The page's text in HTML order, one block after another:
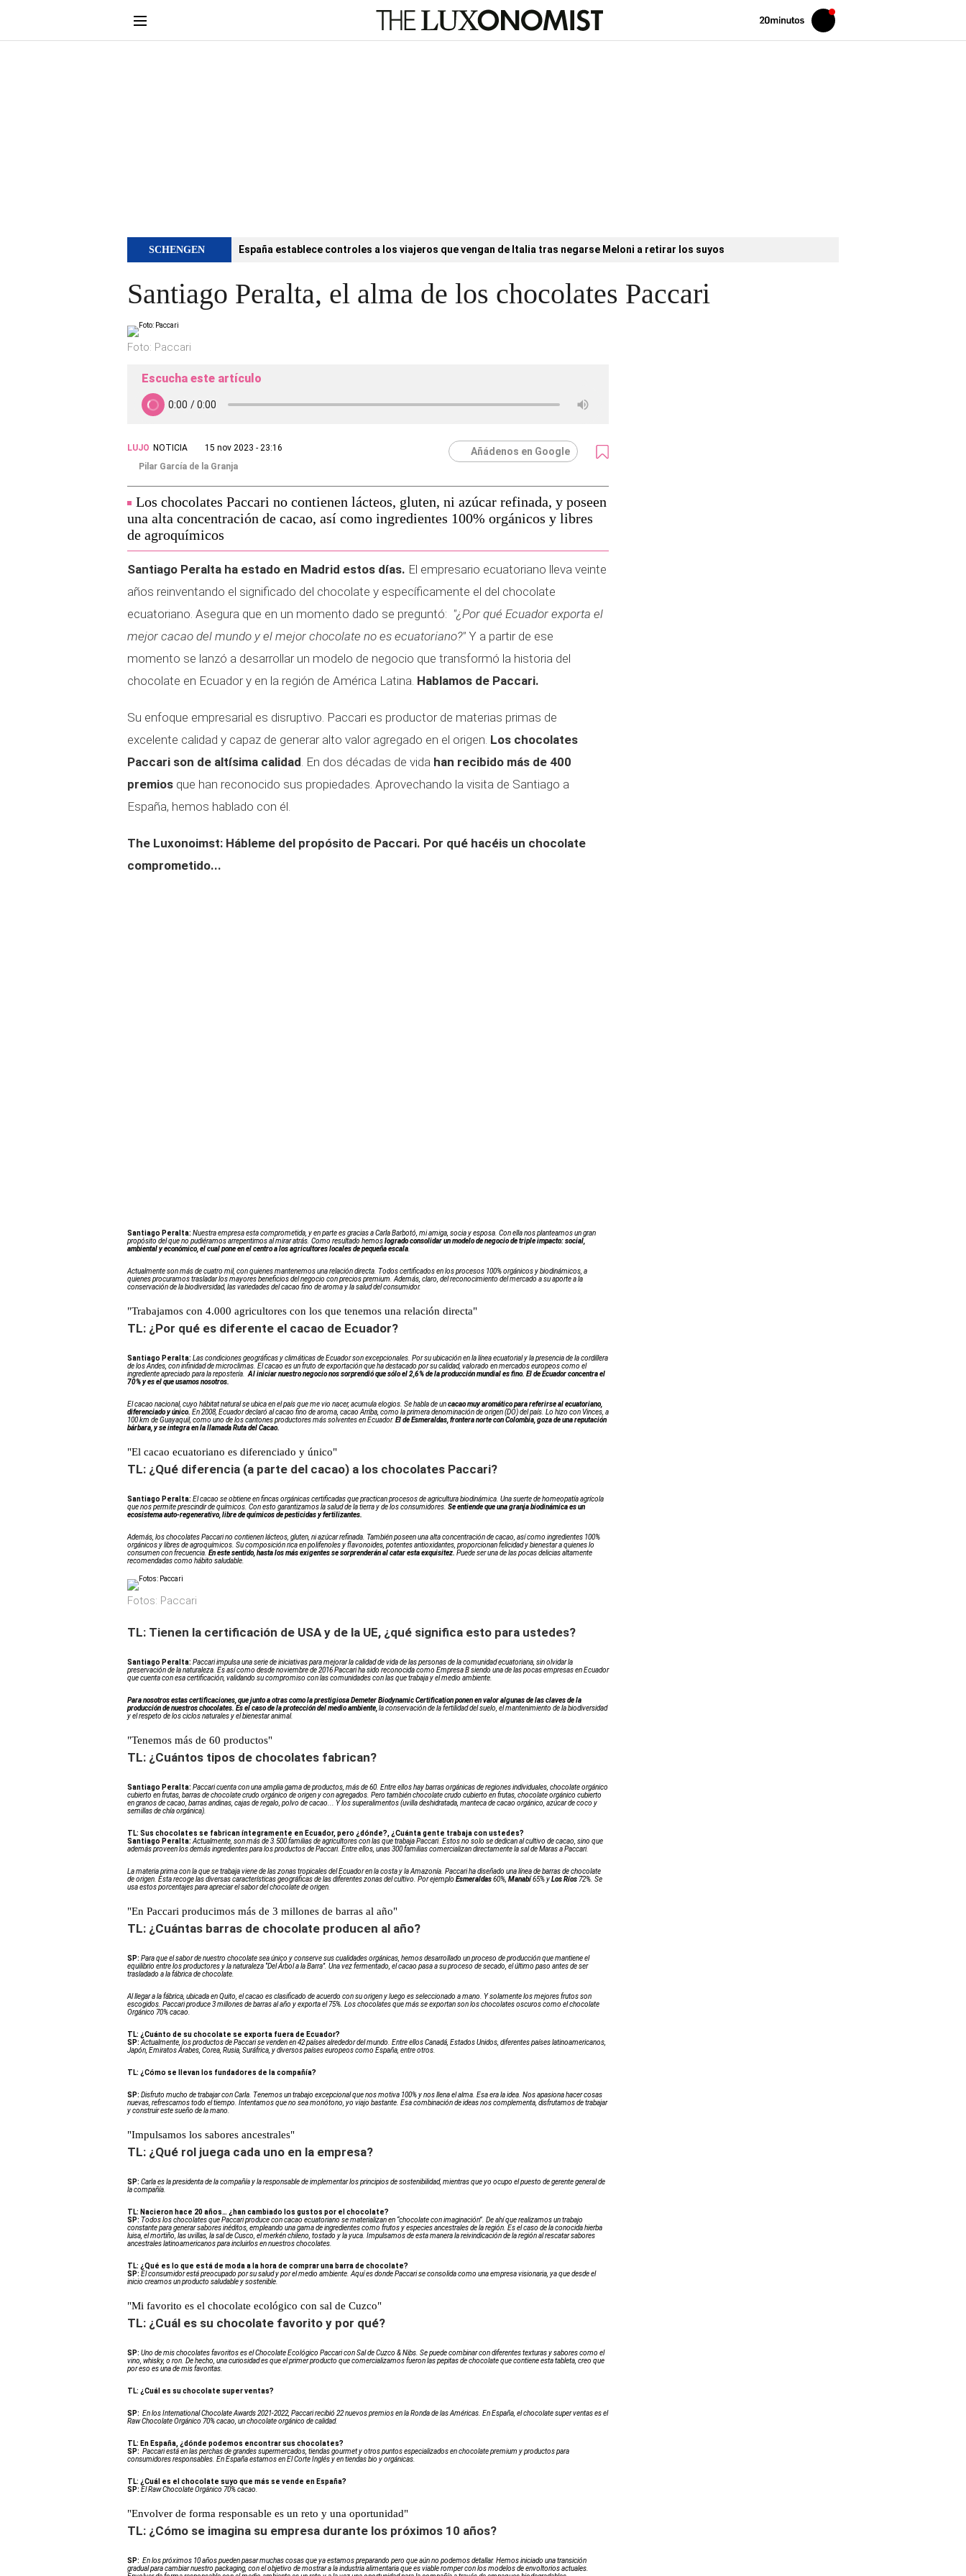
Volver
Iniciar
sesión
SCHENGEN España establece controles a los viajeros que vengan de Italia tras negarse Meloni a retirar los suyos
Santiago Peralta, el alma de los chocolates Paccari
Foto: Paccari
Escucha este artículo
LUJO NOTICIA
15 nov 2023 - 23:16
Pilar García de la Granja
Añádenos en Google
Los chocolates Paccari no contienen lácteos, gluten, ni azúcar refinada, y poseen
una alta concentración de cacao, así como ingredientes 100% orgánicos y libres
de agroquímicos
Santiago Peralta ha estado en Madrid estos días. El empresario ecuatoriano lleva veinte
años reinventando el significado del chocolate y específicamente el del chocolate
ecuatoriano. Asegura que en un momento dado se preguntó: "¿Por qué Ecuador exporta el
mejor cacao del mundo y el mejor chocolate no es ecuatoriano?" Y a partir de ese
momento se lanzó a desarrollar un modelo de negocio que transformó la historia del
chocolate en Ecuador y en la región de América Latina. Hablamos de Paccari.
Su enfoque empresarial es disruptivo. Paccari es productor de materias primas de
excelente calidad y capaz de generar alto valor agregado en el origen. Los chocolates
Paccari son de altísima calidad. En dos décadas de vida han recibido más de 400
premios que han reconocido sus propiedades. Aprovechando la visita de Santiago a
España, hemos hablado con él.
The Luxonoimst: Hábleme del propósito de Paccari. Por qué hacéis un chocolate
comprometido...
Santiago Peralta: Nuestra empresa esta comprometida, y en parte es gracias a Carla Barbotó, mi amiga, socia y esposa. Con ella nos planteamos un gran
propósito del que no pudiéramos arrepentirnos al mirar atrás. Como resultado hemoslogrado consolidar un modelo de negocio de triple impacto: social,
ambiental y económico, el cual pone en el centro a los agricultores locales de pequeña escala
Actualmente son más de cuatro mil, con quienes mantenemos una relación directa. Todos certificados en los procesos 100% orgánicos y biodinámicos, a
quienes procuramos trasladar los mayores beneficios del negocio con precios premium. Además, claro, del reconocimiento del mercado a su aporte a la
conservación de la biodiversidad, las variedades del cacao fino de aroma y la salud del consumidor.
"Trabajamos con 4.000 agricultores con los que tenemos una relación directa"
TL: ¿Por qué es diferente el cacao de Ecuador?
Santiago Peralta: Las condiciones geográficas y climáticas de Ecuador son excepcionales. Por su ubicación en la línea ecuatorial y la presencia de la cordillera
de los Andes, con infinidad de microclimas. El cacao es un fruto de exportación que ha destacado por su calidad, valorado en mercados europeos como el
ingrediente apreciado para la repostería. Al iniciar nuestro negocio nos sorprendió que sólo el 2,6% de la producción mundial es fino. El de Ecuador concentra el
70% y es el que usamos nosotros.
El cacao nacional, cuyo hábitat natural se ubica en el país que me vio nacer, acumula elogios. Se habla de uncacao muy aromático para referirse al ecuatoriano,
diferenciado y único. En 2008, Ecuador declaró al cacao fino de aroma, cacao Arriba, como la primera denominación de origen (DO) del país. Lo hizo con Vinces, a
100 km de Guayaquil, como uno de los cantones productores más solventes en Ecuador. El de Esmeraldas, frontera norte con Colombia, goza de una reputación
bárbara, y se integra en la llamada Ruta del Cacao.
"El cacao ecuatoriano es diferenciado y único"
TL: ¿Qué diferencia (a parte del cacao) a los chocolates Paccari?
Santiago Peralta: El cacao se obtiene en fincas orgánicas certificadas que practican procesos de agricultura biodinámica. Una suerte de homeopatía agrícola
que nos permite prescindir de químicos. Con esto garantizamos la salud de la tierra y de los consumidores. Se entiende que una granja biodinámica es un
ecosistema auto-regenerativo, libre de químicos de pesticidas y fertilizantes.
Además, los chocolates Paccari no contienen lácteos, gluten, ni azúcar refinada. También poseen una alta concentración de cacao, así como ingredientes 100%
orgánicos y libres de agroquímicos. Su composición rica en polifenoles y flavonoides, potentes antioxidantes, proporcionan felicidad y bienestar a quienes lo
consumen con frecuencia. En este sentido, hasta los más exigentes se sorprenderán al catar esta exquisitez. Puede ser una de las pocas delicias altamente
recomendadas como hábito saludable.
Fotos: Paccari
TL: Tienen la certificación de USA y de la UE, ¿qué significa esto para ustedes?
Santiago Peralta: Paccari impulsa una serie de iniciativas para mejorar la calidad de vida de las personas de la comunidad ecuatoriana, sin olvidar la
preservación de la naturaleza. Es así como desde noviembre de 2016 Paccari ha sido reconocida como Empresa B siendo una de las pocas empresas en Ecuador
que cuenta con esa certificación, validando su compromiso con las comunidades con las que trabaja y el medio ambiente.
Para nosotros estas certificaciones, que junto a otras como la prestigiosa Demeter Biodynamic Certification ponen en valor algunas de las claves de la
producción de nuestros chocolates. Es el caso de la protección del medio ambiente, la conservación de la fertilidad del suelo, el mantenimiento de la biodiversidad
y el respeto de los ciclos naturales y el bienestar animal.
"Tenemos más de 60 productos"
TL: ¿Cuántos tipos de chocolates fabrican?
Santiago Peralta: Paccari cuenta con una amplia gama de productos, más de 60. Entre ellos hay barras orgánicas de regiones individuales, chocolate orgánico
cubierto en frutas, barras de chocolate crudo orgánico de origen y con agregados. Pero también chocolate crudo cubierto en frutas, chocolate orgánico cubierto
en granos de cacao, barras andinas, cajas de regalo, polvo de cacao... Y los superalimentos (uvilla deshidratada, manteca de cacao orgánico, azúcar de coco y
semillas de chía orgánica).
TL: Sus chocolates se fabrican íntegramente en Ecuador, pero ¿dónde?, ¿Cuánta gente trabaja con ustedes?
Santiago Peralta: Actualmente, son más de 3.500 familias de agricultores con las que trabaja Paccari. Estos no solo se dedican al cultivo de cacao, sino que
además proveen los demás ingredientes para los productos de Paccari. Entre ellos, unas 300 familias comercializan directamente la sal de Maras a Paccari.
La materia prima con la que se trabaja viene de las zonas tropicales del Ecuador en la costa y la Amazonía. Paccari ha diseñado una línea de barras de chocolate
de origen. Esta recoge las diversas características geográficas de las diferentes zonas del cultivo. Por ejemplo Esmeraldas60%, Manabí65% yLos Ríos 72%. Se
usa estos porcentajes para apreciar el sabor del chocolate de origen.
"En Paccari producimos más de 3 millones de barras al año"
TL: ¿Cuántas barras de chocolate producen al año?
SP: Para que el sabor de nuestro chocolate sea único y conserve sus cualidades orgánicas, hemos desarrollado un proceso de producción que mantiene el
equilibrio entre los productores y la naturaleza ‘’Del Árbol a la Barra’’. Una vez fermentado, el cacao pasa a su proceso de secado, el último paso antes de ser
trasladado a la fábrica de chocolate.
Al llegar a la fábrica, ubicada en Quito, el cacao es clasificado de acuerdo con su origen y luego es seleccionado a mano. Y solamente los mejores frutos son
escogidos. Paccari produce 3 millones de barras al año y exporta el 75%. Los chocolates que más se exportan son los chocolates oscuros como el chocolate
Orgánico 70% cacao.
TL: ¿Cuánto de su chocolate se exporta fuera de Ecuador?
SP: Actualmente, los productos de Paccari se venden en 42 países alrededor del mundo. Entre ellos Canadá, Estados Unidos, diferentes países latinoamericanos,
Japón, Emiratos Árabes, Corea, Rusia, Suráfrica, y diversos países europeos como España, entre otros.
TL: ¿Cómo se llevan los fundadores de la compañía?
SP: Disfruto mucho de trabajar con Carla. Tenemos un trabajo excepcional que nos motiva 100% y nos llena el alma. Esa era la idea. Nos apasiona hacer cosas
nuevas, refrescarnos todo el tiempo. Intentamos que no sea monótono, yo viajo bastante. Esa combinación de ideas nos complementa, disfrutamos de trabajar
y construir este sueño de la mano.
"Impulsamos los sabores ancestrales"
TL: ¿Qué rol juega cada uno en la empresa?
SP: Carla es la presidenta de la compañía y la responsable de implementar los principios de sostenibilidad, mientras que yo ocupo el puesto de gerente general de
la compañía.
TL: Nacieron hace 20 años… ¿han cambiado los gustos por el chocolate?
SP: Todos los chocolates que Paccari produce con cacao ecuatoriano se materializan en “chocolate con imaginación”. De ahí que realizamos un trabajo
constante para generar sabores inéditos, empleando una gama de ingredientes como frutos y especies ancestrales de la región. Es el caso de la conocida hierba
luisa, el mortiño, las uvillas, la sal de Cusco, el merkén chileno, tostado y la yuca. Impulsamos de esta manera la reivindicación de la región al rescatar sabores
ancestrales latinoamericanos para incluirlos en nuestros chocolates.
TL: ¿Qué es lo que está de moda a la hora de comprar una barra de chocolate?
SP: El consumidor está preocupado por su salud y por el medio ambiente. Aquí es donde Paccari se consolida como una empresa visionaria, ya que desde el
inicio creamos un producto saludable y sostenible.
"Mi favorito es el chocolate ecológico con sal de Cuzco"
TL: ¿Cuál es su chocolate favorito y por qué?
SP: Uno de mis chocolates favoritos es el Chocolate Ecológico Paccari con Sal de Cuzco & Nibs. Se puede combinar con diferentes texturas y sabores como el
vino, whisky, o ron. De hecho, una curiosidad es que el primer producto que comercializamos fueron las pepitas de chocolate que contiene esta tableta, creo que
por eso es una de mis favoritas.
TL: ¿Cuál es su chocolate super ventas?
SP: En los International Chocolate Awards 2021-2022, Paccari recibió 22 nuevos premios en la Ronda de las Américas. En España, el chocolate super ventas es el
Raw Chocolate Orgánico 70% cacao, un chocolate orgánico de calidad.
TL: En España, ¿dónde podemos encontrar sus chocolates?
SP: Paccari está en las perchas de grandes supermercados, tiendas gourmet y otros puntos especializados en chocolate premium y productos para
consumidores responsables. En España estamos en El Corte Inglés y en tiendas bio y orgánicas.
TL: ¿Cuál es el chocolate suyo que más se vende en España?
SP: El Raw Chocolate Orgánico 70% cacao.
"Envolver de forma responsable es un reto y una oportunidad"
TL: ¿Cómo se imagina su empresa durante los próximos 10 años?
SP: En los próximos 10 años pueden pasar muchas cosas que ya estamos preparando pero que aún no podemos detallar. Hemos iniciado una transición
gradual para cambiar nuestro packaging, con el objetivo de mostrar a la industria alimentaria que es viable romper con los modelos de envoltorios actuales.